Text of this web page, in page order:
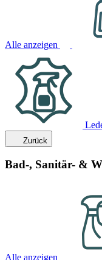
Alle anzeigen
Zurück
Bad-, Sanitär- &
Alle anzeigen